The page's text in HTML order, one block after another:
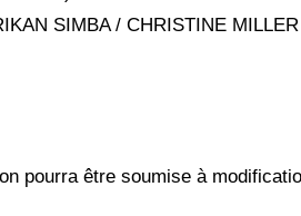
SIMBA / CHRISTINE
pourra être soumise à